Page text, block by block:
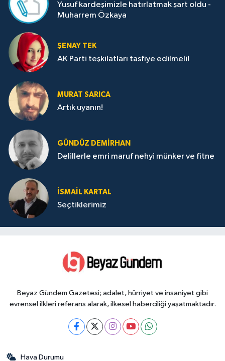
Yusuf kardeşimizle hatırlatmak şart oldu -
Muharrem Özkaya
ŞENAY TEK
AK Parti teşkilatları tasfiye edilmeli!
MURAT SARICA
Artık uyanın!
GÜNDÜZ DEMIRHAN
Delillerle emri maruf nehyi münker ve fitne
İSMAIL KARTAL
Seçtiklerimiz
Beyaz Gündem Gazetesi; adalet, hürriyet ve insaniyet gibi
evrensel ilkleri referans alarak, ilkesel haberciliği yaşatmaktadır.
Hava Durumu